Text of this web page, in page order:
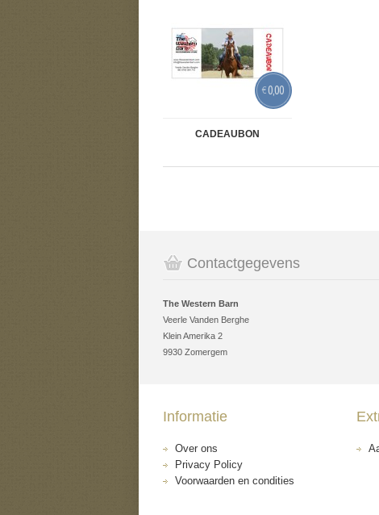
CADEAUBON
€0,00
Contactgegevens
The Western Barn
Veerle Vanden Berghe
Klein Amerika 2
9930 Zomergem
Informatie
Over ons
Privacy Policy
Voorwaarden en condities